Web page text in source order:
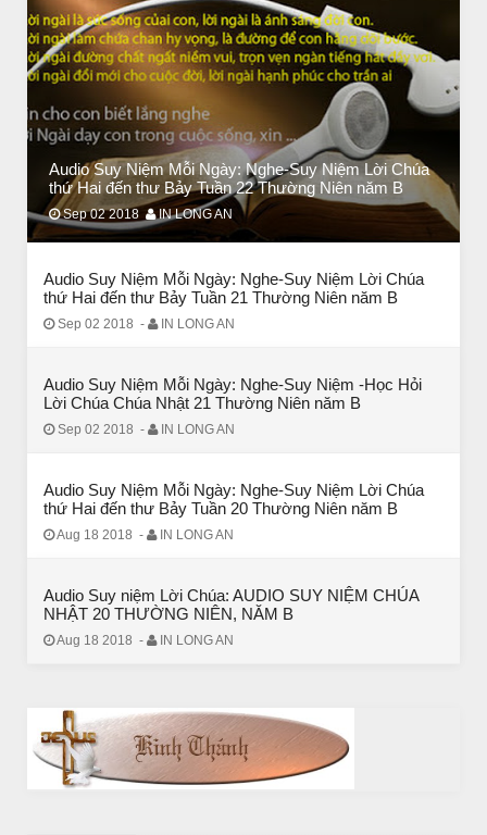
Audio Suy Niệm Mỗi Ngày: Nghe-Suy Niệm Lời Chúa
thứ Hai đến thư Bảy Tuần 22 Thường Niên năm B
Sep 02 2018 IN LONG AN
Audio Suy Niệm Mỗi Ngày: Nghe-Suy Niệm Lời Chúa
thứ Hai đến thư Bảy Tuần 21 Thường Niên năm B
Sep 02 2018 - IN LONG AN
Audio Suy Niệm Mỗi Ngày: Nghe-Suy Niệm -Học Hỏi
Lời Chúa Chúa Nhật 21 Thường Niên năm B
Sep 02 2018 - IN LONG AN
Audio Suy Niệm Mỗi Ngày: Nghe-Suy Niệm Lời Chúa
thứ Hai đến thư Bảy Tuần 20 Thường Niên năm B
Aug 18 2018 - IN LONG AN
Audio Suy niệm Lời Chúa: AUDIO SUY NIỆM CHÚA
NHẬT 20 THƯỜNG NIÊN, NĂM B
Aug 18 2018 - IN LONG AN
CHUYỆN Ý NGHĨA
CÔ BÉ BÁN DIÊM
CHUYỆN Ý NGHĨA
ĐÊM NOEL ĐẸP NHẤT TRONG ĐỜI
CHUYỆN Ý NGHĨA
Chuyện Ý Nghĩa: Chết vì yêu